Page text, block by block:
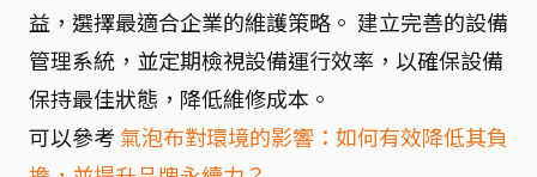
益，選擇最適合企業的維護策略。 建立完善的設備
管理系統，並定期檢視設備運行效率，以確保設備
保持最佳狀態，降低維修成本。
可以參考 氣泡布對環境的影響：如何有效降低其負